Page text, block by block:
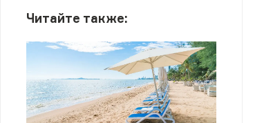
Читайте также: